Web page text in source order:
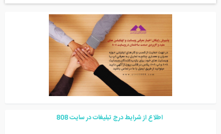
اطلاع از شرایط درج تبلیغات در سایت 808